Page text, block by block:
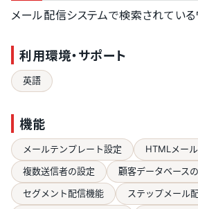
メール配信システムで検索されている
利用環境・サポート
英語
機能
メールテンプレート設定
HTMLメー
複数送信者の設定
顧客データベース
セグメント配信機能
ステップメール